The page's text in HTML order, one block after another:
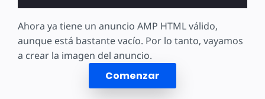
Ahora ya tiene un anuncio AMP HTML válido,
aunque está bastante vacío. Por lo tanto, vayamos
a crear la imagen del anuncio.
Comenzar